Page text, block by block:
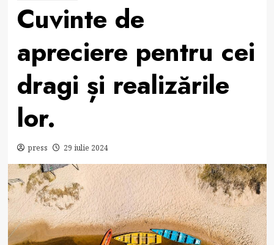
Cuvinte de
apreciere pentru cei
dragi și realizările
lor.
press 29 iulie 2024